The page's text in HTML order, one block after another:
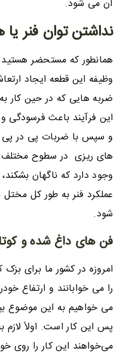
آن می شود.
نداشتن توان فنر
همانطور که مستحضر
وظیفه این قطعه ایجاد
ضربه هایی که در حین کار
این فرآیند باعث
و سپس با ضربات پی در پی
های ریزی در سطوح مختلف
وجود دارد که ناگهان
عملکرد فنر به طور کل
شود.
فن های داغ شده و
امروزه در کشور ما برای
را می خوابانند و ارتفاع
می خواهیم به این موضوع
پس این کار است. اولاً
می‌خواهند این کار را روی